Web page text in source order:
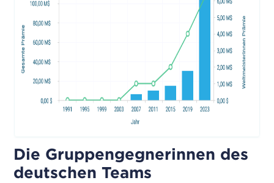
Die Gruppengegnerinnen des
deutschen Teams